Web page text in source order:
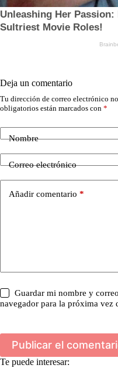
Deja un comentario
Tu dirección de correo electrónico
obligatorios están marcados con *
Nombre
Correo electrónico
Añadir comentario *
Guardar mi nombre y
navegador para la próxima vez
Publicar el
Te puede interesar: